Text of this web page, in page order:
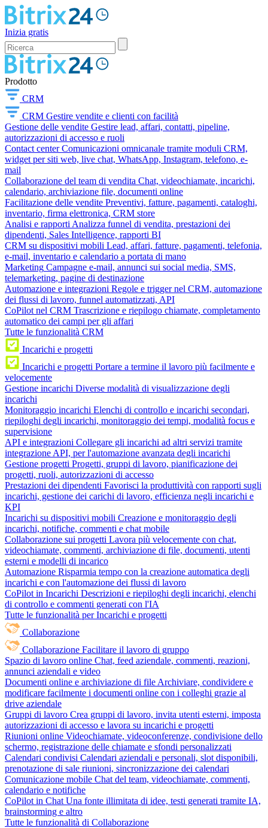
Inizia gratis
Prodotto
CRM
CRM Gestire vendite e clienti con facilità
Gestione delle vendite Gestire lead, affari, contatti, pipeline,
autorizzazioni di accesso e ruoli
Contact center Comunicazioni omnicanale tramite moduli CRM,
widget per siti web, live chat, WhatsApp, Instagram, telefono, e-
mail
Collaborazione del team di vendita Chat, videochiamate, incarichi,
calendario, archiviazione file, documenti online
Facilitazione delle vendite Preventivi, fatture, pagamenti, cataloghi,
inventario, firma elettronica, CRM store
Analisi e rapporti Analizza funnel di vendita, prestazioni dei
dipendenti, Sales Intelligence, rapporti BI
CRM su dispositivi mobili Lead, affari, fatture, pagamenti, telefonia,
e-mail, inventario e calendario a portata di mano
Marketing Campagne e-mail, annunci sui social media, SMS,
telemarketing, pagine di destinazione
Automazione e integrazioni Regole e trigger nel CRM, automazione
dei flussi di lavoro, funnel automatizzati, API
CoPilot nel CRM Trascrizione e riepilogo chiamate, completamento
automatico dei campi per gli affari
Tutte le funzionalità CRM
Incarichi e progetti
Incarichi e progetti Portare a termine il lavoro più facilmente e
velocemente
Gestione incarichi Diverse modalità di visualizzazione degli
incarichi
Monitoraggio incarichi Elenchi di controllo e incarichi secondari,
riepiloghi degli incarichi, monitoraggio dei tempi, modalità focus e
supervisione
API e integrazioni Collegare gli incarichi ad altri servizi tramite
integrazione API, per l'automazione avanzata degli incarichi
Gestione progetti Progetti, gruppi di lavoro, pianificazione dei
progetti, ruoli, autorizzazioni di accesso
Prestazioni dei dipendenti Favorisci la produttività con rapporti sugli
incarichi, gestione dei carichi di lavoro, efficienza negli incarichi e
KPI
Incarichi su dispositivi mobili Creazione e monitoraggio degli
incarichi, notifiche, commenti e chat mobile
Collaborazione sui progetti Lavora più velocemente con chat,
videochiamate, commenti, archiviazione di file, documenti, utenti
esterni e modelli di incarico
Automazione Risparmia tempo con la creazione automatica degli
incarichi e con l'automazione dei flussi di lavoro
CoPilot in Incarichi Descrizioni e riepiloghi degli incarichi, elenchi
di controllo e commenti generati con l'IA
Tutte le funzionalità per Incarichi e progetti
Collaborazione
Collaborazione Facilitare il lavoro di gruppo
Spazio di lavoro online Chat, feed aziendale, commenti, reazioni,
annunci aziendali e video
Documenti online e archiviazione di file Archiviare, condividere e
modificare facilmente i documenti online con i colleghi grazie al
drive aziendale
Gruppi di lavoro Crea gruppi di lavoro, invita utenti esterni, imposta
autorizzazioni di accesso e lavora su incarichi e progetti
Riunioni online Videochiamate, videoconferenze, condivisione dello
schermo, registrazione delle chiamate e sfondi personalizzati
Calendari condivisi Calendari aziendali e personali, slot disponibili,
prenotazione di sale riunioni, sincronizzazione dei calendari
Comunicazione mobile Chat del team, videochiamate, commenti,
calendario e notifiche
CoPilot in Chat Una fonte illimitata di idee, testi generati tramite IA,
brainstorming e altro
Tutte le funzionalità di Collaborazione